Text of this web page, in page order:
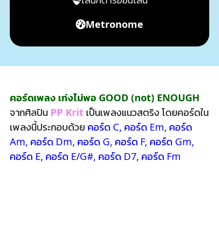
Metronome
คอร์ดเพลง เก่งไม่พอ GOOD (not) ENOUGH
จากศิลปิน PP Krit เป็นเพลงแนวสตริง โดยคอร์ดใน
เพลงนี้ประกอบด้วย คอร์ด C, คอร์ด Em, คอร์ด
Am, คอร์ด Dm, คอร์ด G, คอร์ด F, คอร์ด Gm,
คอร์ด E, คอร์ด E/G#, คอร์ด D7, คอร์ด Fm